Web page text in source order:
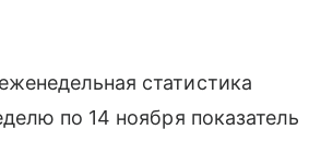
статистика
по 14 ноября показатель